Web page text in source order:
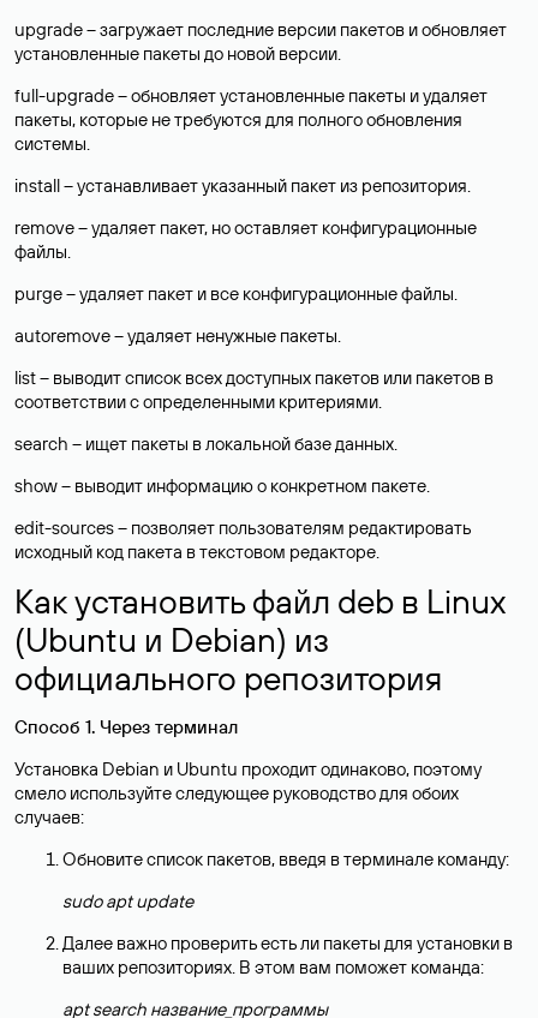
upgrade – загружает последние версии пакетов и обновляет
установленные пакеты до новой версии.
full-upgrade – обновляет установленные пакеты и удаляет
пакеты, которые не требуются для полного обновления
системы.
install – устанавливает указанный пакет из репозитория.
remove – удаляет пакет, но оставляет конфигурационные
файлы.
purge – удаляет пакет и все конфигурационные файлы.
autoremove – удаляет ненужные пакеты.
list – выводит список всех доступных пакетов или пакетов в
соответствии с определенными критериями.
search – ищет пакеты в локальной базе данных.
show – выводит информацию о конкретном пакете.
edit-sources – позволяет пользователям редактировать
исходный код пакета в текстовом редакторе.
Как установить файл deb в Linux
(Ubuntu и Debian) из
официального репозитория
Способ 1. Через терминал
Установка Debian и Ubuntu проходит одинаково, поэтому
смело используйте следующее руководство для обоих
случаев:
Обновите список пакетов, введя в терминале команду:
sudo apt update
Далее важно проверить есть ли пакеты для установки в
ваших репозиториях. В этом вам поможет команда:
apt search название_программы